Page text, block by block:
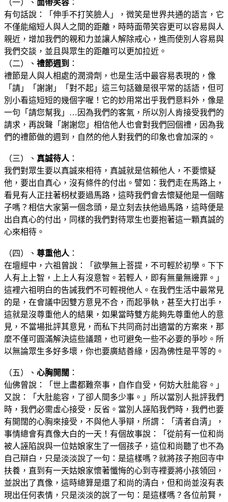
（一）、 面帶笑容 ：
有句話說：「伸手不打笑臉人」，微笑是世界共通的語言，它
不僅能縮短人與人之間的距離，時時面帶笑容更可以容易與人
親近，增加我們的親和力並讓人解除戒心，進而使別人容易與
我們交談，並且與眾生的距離可以更加拉近。
（二）、 禮節週到 ：
禮節是人與人相處的潤滑劑，也是生活中最容易表現的，像
「請」「謝謝」「對不起」這三句話雖是很平常的話語，但可
別小看這短短的幾個字喔！它的妙用常出乎我們意料外，像是
一句「請您幫我」…因為我們的客氣，所以別人肯接受我們的
請求，再說聲「謝謝您」相信他人也會對我們回個禮，因為我
們的禮節做的週到，自然的他人對我們的印象也會加深的。
（三）、 真誠待人 ：
我們對眾生要以真誠來相待，真誠就是信賴他人，不要懷疑
他，要出自真心，沒有條件的付出。譬如：我們走在馬路上，
看見有人正拄著枴杖要過馬路，這時我們會去懷疑他是一個瞎
子嗎？相信大家第一個念頭，是立刻去扶他過馬路，這時便是
出自真心的付出，同樣的我們對待眾生也要抱著這一顆真誠的
心來相待。
（四）、 尊重他人 ：
在壇經中，六祖曾說：「欲學無上菩提，不可輕於初學。下下
人有上上智，上上人有沒意智。若輕人，即有無量無邊罪。」
這裡六祖明白的告誡我們不可輕視他人。在我們生活中最常見
的是，在會議中因雙方意見不合，而起爭執，甚至大打出手，
這就是沒尊重他人的結果，如果當時雙方能夠先尊重他人的意
見，不當場批評其意見，而私下共同商討出適當的方案來，那
麼不僅可圓滿解決這些議題，也可避免一些不必要的爭吵。所
以無論眾生多好多壞，你也要廣結善緣，因為佛性是平等的。
（五）、 心胸開闊 ：
仙佛曾說：「世上盡都難奈事，自作自受，何妨大肚能容。」
又說：「大肚能容，了卻人間多少事。」所以當別人批評我們
時，我們必需虛心接受，反省。當別人誣陷我們時，我們也要
有開闊的心胸來接受，不與他人爭辯，所謂：「清者自清」，
事情總會有真像大白的一天！有個故事說：「從前有一位和尚
被人誣陷說與一位姑娘家生了一個孩子，這位和尚聽了也不為
自己辯白，只是淡淡說了一句：是這樣嗎？就將孩子抱回寺中
扶養，直到有一天姑娘家懷著懺悔的心到寺裡要將小孩領回，
並說出了真像，這時總算是還了和尚的清白，但和尚並沒有表
現出任何表情，只是淡淡的說了一句：是這樣嗎？各位前賢，